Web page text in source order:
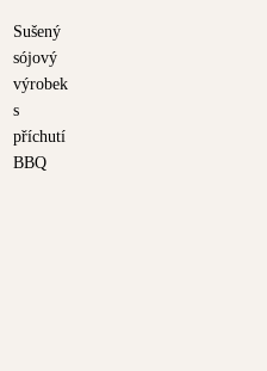
Sušený
sójový
výrobek
s
příchutí
BBQ